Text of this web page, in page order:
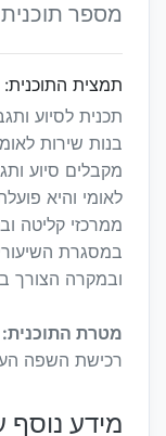
מספר תוכנית
תמצית התוכנית:
תכנית לסיוע
בנות שירות
מקבלים סיוע
לאומי והיא
ממרכזי קליטה
ובמקרה הצורך
מטרת התוכנית:
רכישת השפה
מידע נוסף